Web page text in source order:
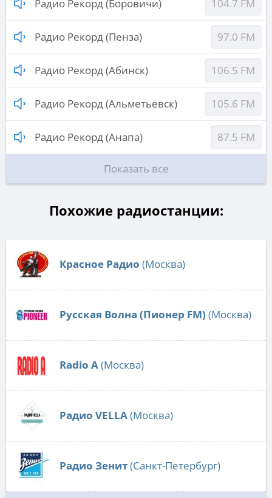
Радио Рекорд (Боровичи) 104.7 FM
Радио Рекорд (Пенза) 97.0 FM
Радио Рекорд (Абинск) 106.5 FM
Радио Рекорд (Альметьевск) 105.6 FM
Радио Рекорд (Анапа) 87.5 FM
Показать все
Похожие радиостанции:
Красное Радио (Москва)
Русская Волна (Пионер FM) (Москва)
Radio А(Москва)
Радио VELLA(Москва)
Радио Зенит(Санкт-Петербург)